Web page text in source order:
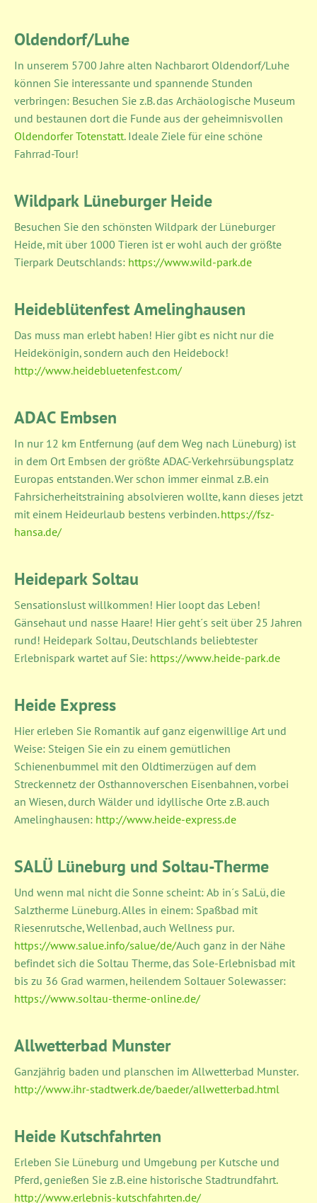
Oldendorf/Luhe
In unserem 5700 Jahre alten Nachbarort Oldendorf/Luhe
können Sie interessante und spannende Stunden
verbringen: Besuchen Sie z.B. das Archäologische Museum
und bestaunen dort die Funde aus der geheimnisvollen
Oldendorfer Totenstatt. Ideale Ziele für eine schöne
Fahrrad-Tour!
Wildpark Lüneburger Heide
Besuchen Sie den schönsten Wildpark der Lüneburger
Heide, mit über 1000 Tieren ist er wohl auch der größte
Tierpark Deutschlands: https://www.wild-park.de
Heideblütenfest Amelinghausen
Das muss man erlebt haben! Hier gibt es nicht nur die
Heidekönigin, sondern auch den Heidebock!
http://www.heidebluetenfest.com/
ADAC Embsen
In nur 12 km Entfernung (auf dem Weg nach Lüneburg) ist
in dem Ort Embsen der größte ADAC-Verkehrsübungsplatz
Europas entstanden. Wer schon immer einmal z.B. ein
Fahrsicherheitstraining absolvieren wollte, kann dieses jetzt
mit einem Heideurlaub bestens verbinden.https://fsz-
hansa.de/
Heidepark Soltau
Sensationslust willkommen! Hier loopt das Leben!
Gänsehaut und nasse Haare! Hier geht´s seit über 25 Jahren
rund! Heidepark Soltau, Deutschlands beliebtester
Erlebnispark wartet auf Sie: https://www.heide-park.de
Heide Express
Hier erleben Sie Romantik auf ganz eigenwillige Art und
Weise: Steigen Sie ein zu einem gemütlichen
Schienenbummel mit den Oldtimerzügen auf dem
Streckennetz der Osthannoverschen Eisenbahnen, vorbei
an Wiesen, durch Wälder und idyllische Orte z.B. auch
Amelinghausen: http://www.heide-express.de
SALÜ Lüneburg und Soltau-Therme
Und wenn mal nicht die Sonne scheint: Ab in´s SaLü, die
Salztherme Lüneburg. Alles in einem: Spaßbad mit
Riesenrutsche, Wellenbad, auch Wellness pur.
https://www.salue.info/salue/de/Auch ganz in der Nähe
befindet sich die Soltau Therme, das Sole-Erlebnisbad mit
bis zu 36 Grad warmen, heilendem Soltauer Solewasser:
https://www.soltau-therme-online.de/
Allwetterbad Munster
Ganzjährig baden und planschen im Allwetterbad Munster.
http://www.ihr-stadtwerk.de/baeder/allwetterbad.html
Heide Kutschfahrten
Erleben Sie Lüneburg und Umgebung per Kutsche und
Pferd, genießen Sie z.B. eine historische Stadtrundfahrt.
http://www.erlebnis-kutschfahrten.de/